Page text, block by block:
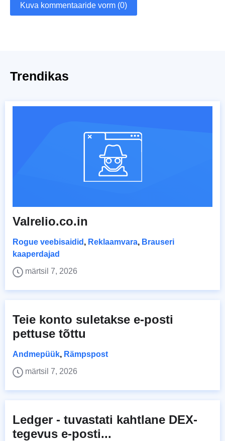
Kuva kommentaaride vorm (0)
Trendikas
Valrelio.co.in
Rogue veebisaidid , Reklaamvara, Brauseri
kaaperdajad
märtsil 7, 2026
Teie konto suletakse e-posti
pettuse tõttu
Andmepüük, Rämpspost
märtsil 7, 2026
Ledger - tuvastati kahtlane DEX-
tegevus e-posti...